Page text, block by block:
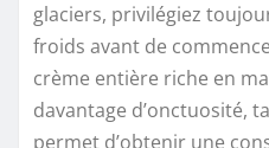
glaciers, privilégiez
froids avant de
crème entière riche en
davantage d’onctuosité,
permet d’obtenir une